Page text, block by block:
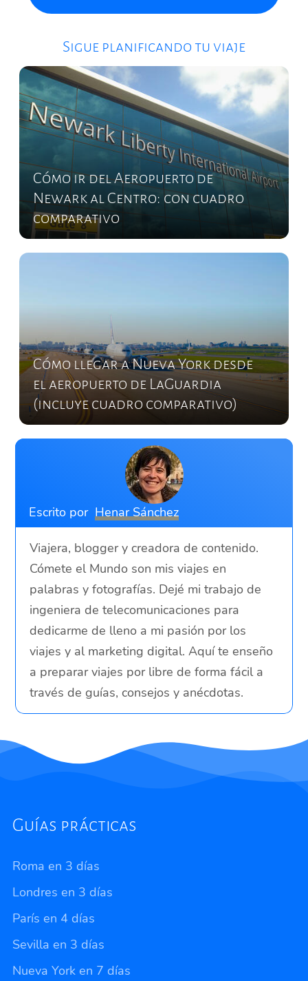
Sigue planificando tu viaje
Cómo ir del Aeropuerto de
Newark al Centro: con cuadro
comparativo
Cómo llegar a Nueva York desde
el aeropuerto de LaGuardia
(incluye cuadro comparativo)
Escrito por Henar Sánchez
Viajera, blogger y creadora de contenido.
Cómete el Mundo son mis viajes en
palabras y fotografías. Dejé mi trabajo de
ingeniera de telecomunicaciones para
dedicarme de lleno a mi pasión por los
viajes y al marketing digital. Aquí te enseño
a preparar viajes por libre de forma fácil a
través de guías, consejos y anécdotas.
Guías prácticas
Roma en 3 días
Londres en 3 días
París en 4 días
Sevilla en 3 días
Nueva York en 7 días